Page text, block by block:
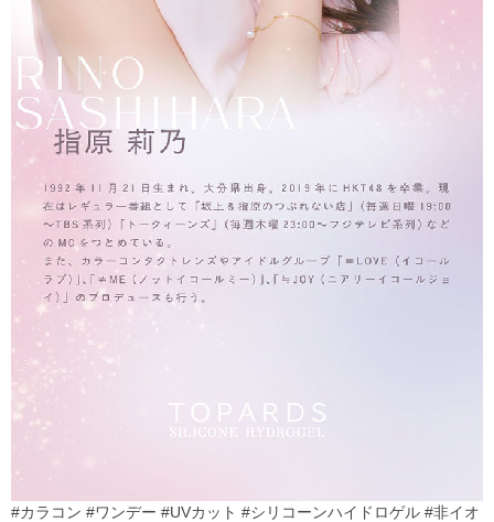
#カラコン #ワンデー #UVカット #シリコーンハイドロゲル #非イオ